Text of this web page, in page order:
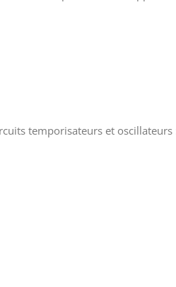
temporisateurs et oscillateurs